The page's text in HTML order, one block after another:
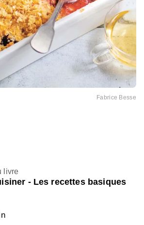
Fabrice Besse
livre
- Les recettes basiques